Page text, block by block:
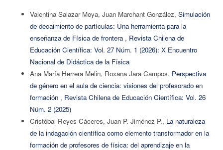
Valentina Salazar Moya, Juan Marchant González, Simulación
de decaimiento de partículas: Una herramienta para la
enseñanza de Física de frontera , Revista Chilena de
Educación Científica: Vol. 27 Núm. 1 (2026): X Encuentro
Nacional de Didáctica de la Física
Ana María Herrera Melin, Roxana Jara Campos, Perspectiva
de género en el aula de ciencia: visiones del profesorado en
formación , Revista Chilena de Educación Científica: Vol. 26
Núm. 2 (2025)
Cristóbal Reyes Cáceres, Juan P. Jiménez P., La naturaleza
de la indagación científica como elemento transformador en la
formación de profesores de física: del aprendizaje en la